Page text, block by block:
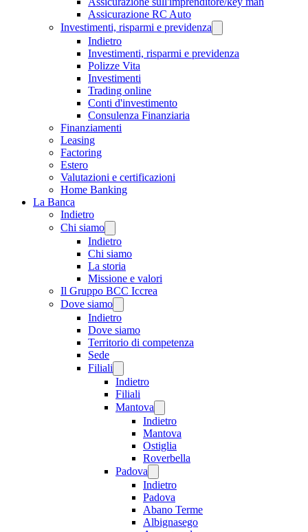
Assicurazione RC Auto
Investimenti, risparmi e previdenza
Indietro
Investimenti, risparmi e previdenza
Polizze Vita
Investimenti
Trading online
Conti d'investimento
Consulenza Finanziaria
Finanziamenti
Leasing
Factoring
Estero
Valutazioni e certificazioni
Home Banking
La Banca
Indietro
Chi siamo
Indietro
Chi siamo
La storia
Missione e valori
Il Gruppo BCC Iccrea
Dove siamo
Indietro
Dove siamo
Territorio di competenza
Sede
Filiali
Indietro
Filiali
Mantova
Indietro
Mantova
Ostiglia
Roverbella
Padova
Indietro
Padova
Abano Terme
Albignasego